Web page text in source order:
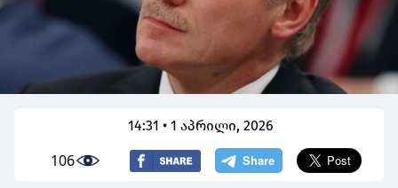
14:31 • 1 აპრილი, 2026
106